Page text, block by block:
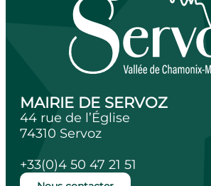
MAIRIE DE SERVOZ
44 rue de l’Église
74310 Servoz
+33(0)4 50 47 21 51